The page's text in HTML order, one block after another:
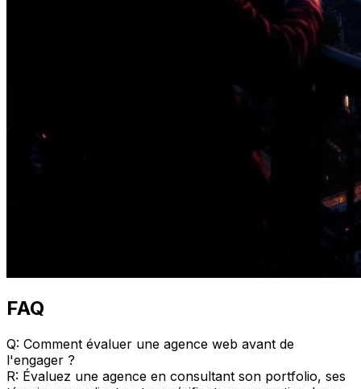
FAQ
Q: Comment évaluer une agence web avant de
l'engager ?
R: Évaluez une agence en consultant son portfolio, ses